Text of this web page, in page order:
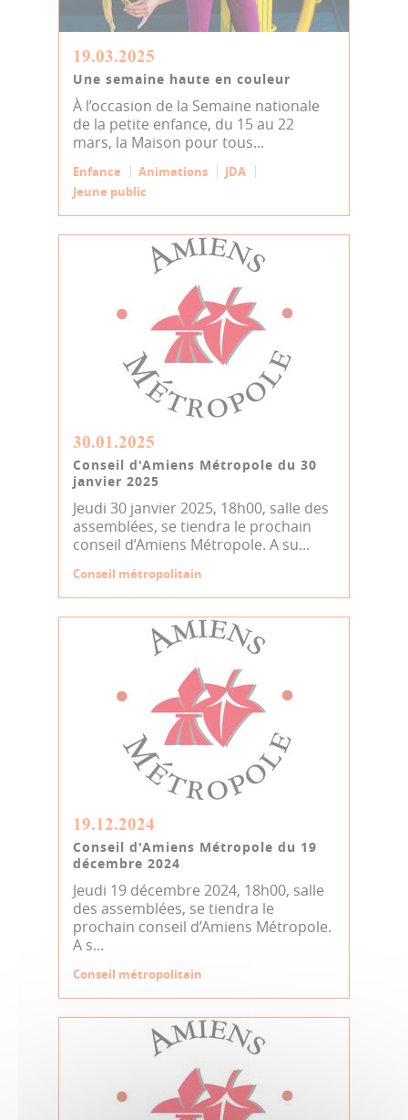
19.03.2025
Une semaine haute en couleur
À l’occasion de la Semaine nationale
de la petite enfance, du 15 au 22
mars, la Maison pour tous...
Enfance Animations
JDA
Jeune public
30.01.2025
Conseil d'Amiens Métropole du 30
janvier 2025
Jeudi 30 janvier 2025, 18h00, salle des
assemblées, se tiendra le prochain
conseil d’Amiens Métropole. A su...
Conseil métropolitain
19.12.2024
Conseil d'Amiens Métropole du 19
décembre 2024
Jeudi 19 décembre 2024, 18h00, salle
des assemblées, se tiendra le
prochain conseil d’Amiens Métropole.
A s...
Conseil métropolitain